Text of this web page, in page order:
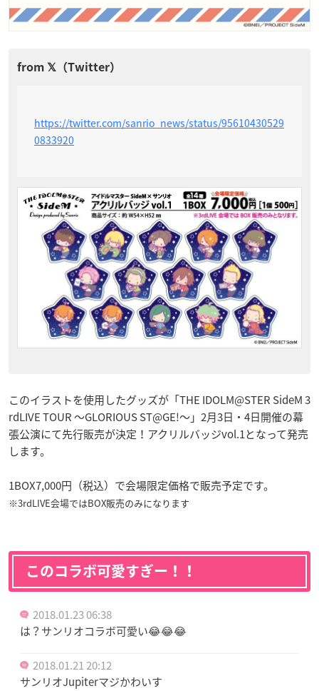
https://twitter.com/sanrio_news/status/95610430529
0833920
このイラストを使用したグッズが「THE IDOLM@STER SideM 3
rdLIVE TOUR 〜GLORIOUS ST@GE!〜」2月3日・4日開催の幕
張公演にて先行販売が決定！アクリルバッジvol.1となって発売
します。
1BOX7,000円（税込）で会場限定価格で販売予定です。
※3rdLIVE会場ではBOX販売のみになります
このコラボ可愛すぎー！！
2018.01.23 06:38
は？サンリオコラボ可愛い😂😂😂
2018.01.21 20:12
サンリオJupiterマジかわいす